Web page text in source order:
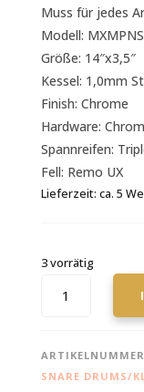
Muss für jedes
Modell:
Größe: 14″x3,5″
Kessel: 1,0mm
Finish: Chrome
Hardware:
Spannreifen:
Fell: Remo UX
Lieferzeit: ca. 5
3 vorrätig
MPX
SNARE DRUMS/